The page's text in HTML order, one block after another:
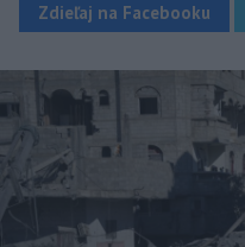
Zdieľaj na Facebooku